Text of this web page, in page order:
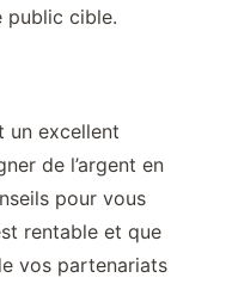
public cible.
un excellent
de l’argent en
pour vous
rentable et que
vos partenariats